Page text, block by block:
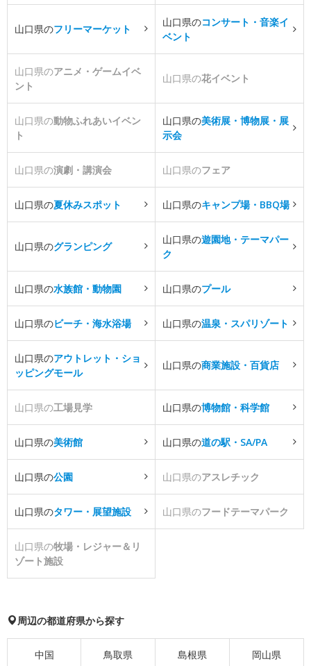
山口県のフリーマーケット
山口県のコンサート・音楽イ
ベント
山口県のアニメ・ゲームイベ
ント
山口県の花イベント
山口県の動物ふれあいイベン
ト
山口県の美術展・博物展・展
示会
山口県の演劇・講演会 山口県のフェア
山口県の夏休みスポット 山口県のキャンプ場・BBQ場
山口県のグランピング
山口県の遊園地・テーマパー
ク
山口県の水族館・動物園 山口県のプール
山口県のビーチ・海水浴場 山口県の温泉・スパリゾート
山口県のアウトレット・ショ
ッピングモール
山口県の商業施設・百貨店
山口県の工場見学 山口県の博物館・科学館
山口県の美術館 山口県の道の駅・SA/PA
山口県の公園 山口県のアスレチック
山口県のタワー・展望施設 山口県のフードテーマパーク
山口県の牧場・レジャー＆リ
ゾート施設
周辺の都道府県から探す
中国 鳥取県 島根県 岡山県